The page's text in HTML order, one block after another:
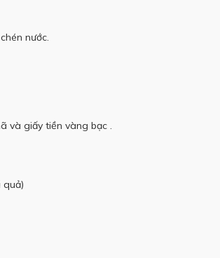
nước.
và giấy tiền vàng bạc .
quả)